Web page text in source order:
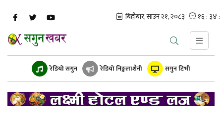
रेडियो सगुन रेडियो निङ्गलाशैनी सगुन टिभी